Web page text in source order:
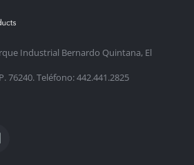
Usos Mixtos en
Jersey Avenue
Industrial Bernardo Quintana, El
76240. Teléfono: 442.441.2825